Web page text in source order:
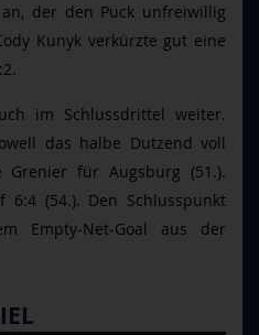
der den Puck unfreiwillig
Kunyk verkürzte gut eine
im Schlussdrittel weiter.
das halbe Dutzend voll
Grenier für Augsburg (51.).
(54.). Den Schlusspunkt
Empty-Net-Goal aus der